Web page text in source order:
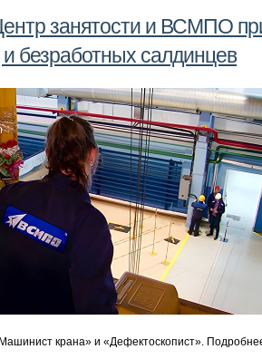
занятости и ВСМПО
безработных салдинцев
крана» и «Дефектоскопист».